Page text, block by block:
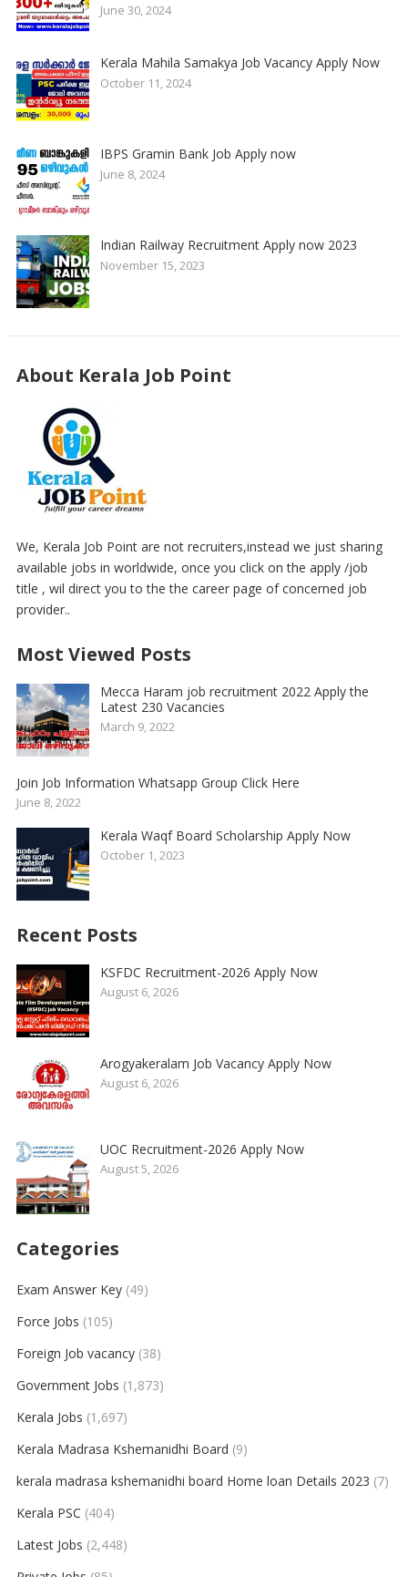
June 30, 2024
Kerala Mahila Samakya Job Vacancy Apply Now
October 11, 2024
IBPS Gramin Bank Job Apply now
June 8, 2024
Indian Railway Recruitment Apply now 2023
November 15, 2023
About Kerala Job Point
We, Kerala Job Point are not recruiters,instead we just sharing
available jobs in worldwide, once you click on the apply /job
title , wil direct you to the the career page of concerned job
provider..
Most Viewed Posts
Mecca Haram job recruitment 2022 Apply the
Latest 230 Vacancies
March 9, 2022
Join Job Information Whatsapp Group Click Here
June 8, 2022
Kerala Waqf Board Scholarship Apply Now
October 1, 2023
Recent Posts
KSFDC Recruitment-2026 Apply Now
August 6, 2026
Arogyakeralam Job Vacancy Apply Now
August 6, 2026
UOC Recruitment-2026 Apply Now
August 5, 2026
Categories
Exam Answer Key(49)
Force Jobs (105)
Foreign Job vacancy(38)
Government Jobs (1,873)
Kerala Jobs (1,697)
Kerala Madrasa Kshemanidhi Board (9)
kerala madrasa kshemanidhi board Home loan Details 2023 (7)
Kerala PSC (404)
Latest Jobs (2,448)